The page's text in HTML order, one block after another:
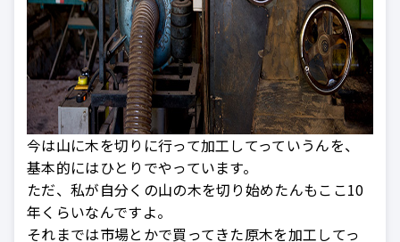
今は山に木を切りに行って加工してっていうんを、
基本的にはひとりでやっています。
ただ、私が自分くの山の木を切り始めたんもここ10
年くらいなんですよ。
それまでは市場とかで買ってきた原木を加工してっ